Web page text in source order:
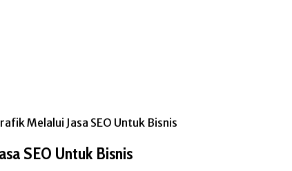
Melalui Jasa SEO Untuk Bisnis
SEO Untuk Bisnis